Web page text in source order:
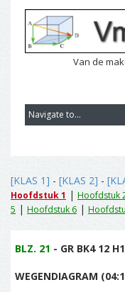
Van de
[KLAS 1] - [KLAS 2] -
Hoofdstuk 1 | Hoofdstuk
5 | Hoofdstuk 6 |
BLZ. 21 - GR BK4 12
WEGENDIAGRAM